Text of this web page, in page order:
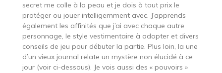
secret me colle à la peau et je dois à tout prix le
protéger ou jouer intelligemment avec. J’apprends
également les affinités que j’ai avec chaque autre
personnage, le style vestimentaire à adopter et divers
conseils de jeu pour débuter la partie. Plus loin, la une
d’un vieux journal relate un mystère non élucidé à ce
jour (voir ci-dessous). Je vois aussi des « pouvoirs »